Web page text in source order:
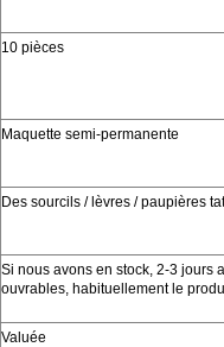
10 pièces
Maquette semi-permanente
Des sourcils / lèvres / paupières
Si nous avons en stock, 2-3 jours
ouvrables, habituellement le
Valuée